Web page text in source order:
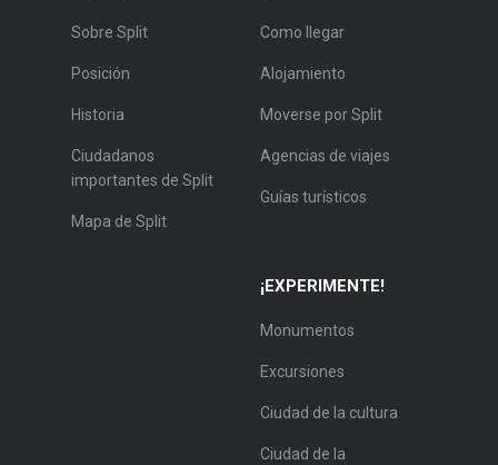
Sobre Split
Posición
Historia
Ciudadanos
importantes de Split
Mapa de Split
Como llegar
Alojamiento
Moverse por Split
Agencias de viajes
Guías turísticos
¡EXPERIMENTE!
Monumentos
Excursiones
Ciudad de la cultura
Ciudad de la